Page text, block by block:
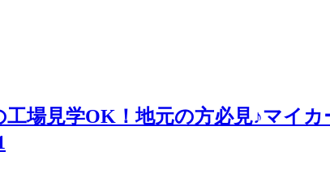
場見学OK！地元の方必見♪マイ